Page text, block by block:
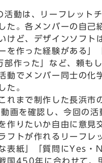
動は、リーフレット
た。各メンバーの自己
けど、デザインソフト
を作った経験がある」
部作った」など、頼も
動でメンバー同士の化
た。
れまで制作した長浜市
画を確認し、今回の活
作りたいか自由に意見
フトが作れるリーフレ
表紙」「質問にYes・
国450年に合わせて、